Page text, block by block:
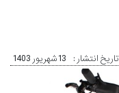
تاریخ انتشار : 13 شهریور 1403